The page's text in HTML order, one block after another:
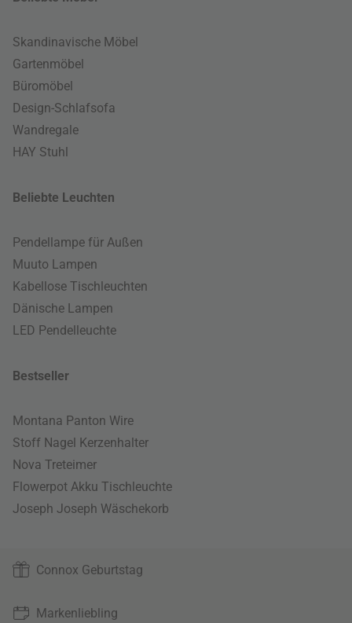
Skandinavische Möbel
Gartenmöbel
Büromöbel
Design-Schlafsofa
Wandregale
HAY Stuhl
Beliebte Leuchten
Pendellampe für Außen
Muuto Lampen
Kabellose Tischleuchten
Dänische Lampen
LED Pendelleuchte
Bestseller
Montana Panton Wire
Stoff Nagel Kerzenhalter
Nova Treteimer
Flowerpot Akku Tischleuchte
Joseph Joseph Wäschekorb
Connox Geburtstag
Markenliebling